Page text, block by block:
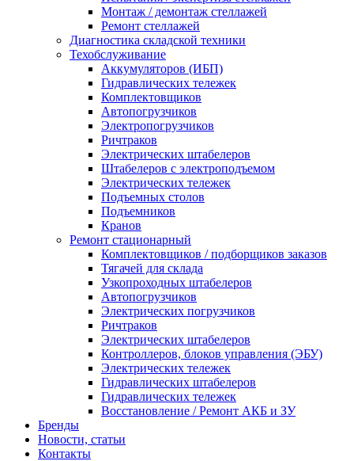
Монтаж / демонтаж стеллажей
Ремонт стеллажей
Диагностика складской техники
Техобслуживание
Аккумуляторов (ИБП)
Гидравлических тележек
Комплектовщиков
Автопогрузчиков
Электропогрузчиков
Ричтраков
Электрических штабелеров
Штабелеров с электроподъемом
Электрических тележек
Подъемных столов
Подъемников
Кранов
Ремонт стационарный
Комплектовщиков / подборщиков заказов
Тягачей для склада
Узкопроходных штабелеров
Автопогрузчиков
Электрических погрузчиков
Ричтраков
Электрических штабелеров
Контроллеров, блоков управления (ЭБУ)
Электрических тележек
Гидравлических штабелеров
Гидравлических тележек
Восстановление / Ремонт АКБ и ЗУ
Бренды
Новости, статьи
Контакты